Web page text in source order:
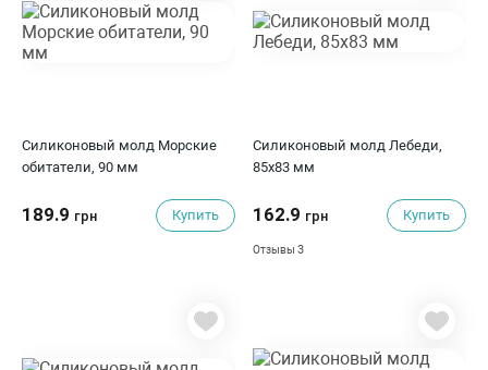
Силиконовый молд Морские
обитатели, 90 мм
189.9 грн Купить
Силиконовый молд Лебеди,
85х83 мм
162.9 грн Купить
Отзывы3